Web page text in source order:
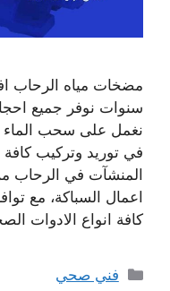
سنوات نوفر جميع
نغمل على سحب الماء
في توريد وتركيب
المنشآت في الرحاب
اعمال السباكة، مع
كافة انواع الادوات
التصنيفات
فني صحي